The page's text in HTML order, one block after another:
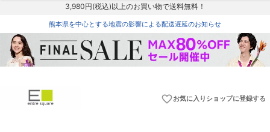
3,980円(税込)以上のお買い物で送料無料！
熊本県を中心とする地震の影響による配送遅延のお知らせ
favorite_borderお気に入りショップに登録する